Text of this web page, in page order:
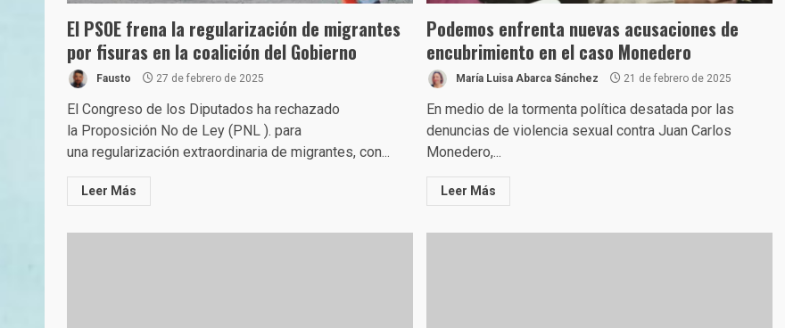
El PSOE frena la regularización de migrantes
por fisuras en la coalición del Gobierno
Fausto 27 de febrero de 2025
El Congreso de los Diputados ha rechazado
la Proposición No de Ley (PNL ). para
una regularización extraordinaria de migrantes, con...
Leer Más
Podemos enfrenta nuevas acusaciones de
encubrimiento en el caso Monedero
María Luisa Abarca Sánchez 21 de febrero de 2025
En medio de la tormenta política desatada por las
denuncias de violencia sexual contra Juan Carlos
Monedero,...
Leer Más